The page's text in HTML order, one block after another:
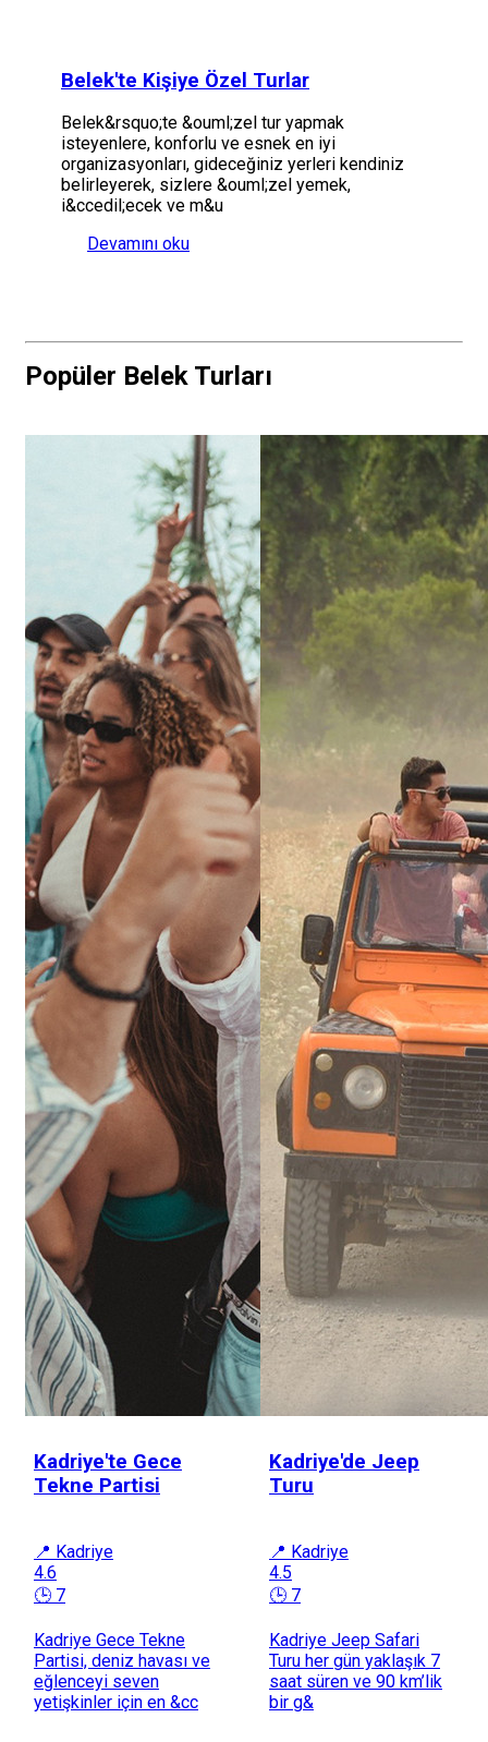
Belek'te Kişiye Özel Turlar
Belek&rsquo;te &ouml;zel tur yapmak
isteyenlere, konforlu ve esnek en iyi
organizasyonları, gideceğiniz yerleri kendiniz
belirleyerek, sizlere &ouml;zel yemek,
i&ccedil;ecek ve m&u
Devamını oku
Popüler Belek Turları
Kadriye'te Gece
Tekne Partisi
📍 Kadriye
4.6
🕒 7
Kadriye Gece Tekne
Partisi, deniz havası ve
eğlenceyi seven
yetişkinler için en &cc
Kadriye'de Jeep
Turu
📍 Kadriye
4.5
🕒 7
Kadriye Jeep Safari
Turu her gün yaklaşık 7
saat süren ve 90 km’lik
bir g&